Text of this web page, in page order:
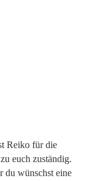
Reiko für die
euch zuständig.
du wünschst eine